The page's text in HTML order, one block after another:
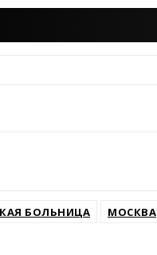
БОЛЬНИЦА МОСКВА